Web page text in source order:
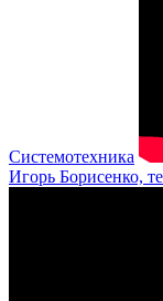
Системотехника
Игорь Борисенко,